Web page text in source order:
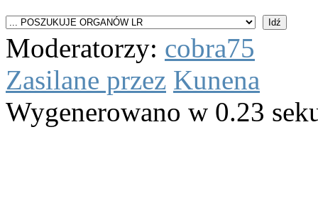
Moderatorzy: cobra75
Zasilane przez Kunena
Wygenerowano w 0.23